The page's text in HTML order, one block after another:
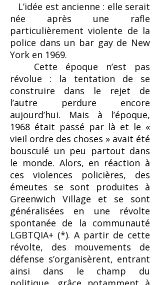
L’idée est ancienne : elle serait
née après une rafle
particulièrement violente de la
police dans un bar gay de New
York en 1969.
Cette époque n’est pas
révolue : la tentation de se
construire dans le rejet de
l’autre perdure encore
aujourd’hui. Mais à l’époque,
1968 était passé par là et le «
vieil ordre des choses » avait été
bousculé un peu partout dans
le monde. Alors, en réaction à
ces violences policières, des
émeutes se sont produites à
Greenwich Village et se sont
généralisées en une révolte
spontanée de la communauté
LGBTQIA+ (*). A partir de cette
révolte, des mouvements de
défense s’organisèrent, entrant
ainsi dans le champ du